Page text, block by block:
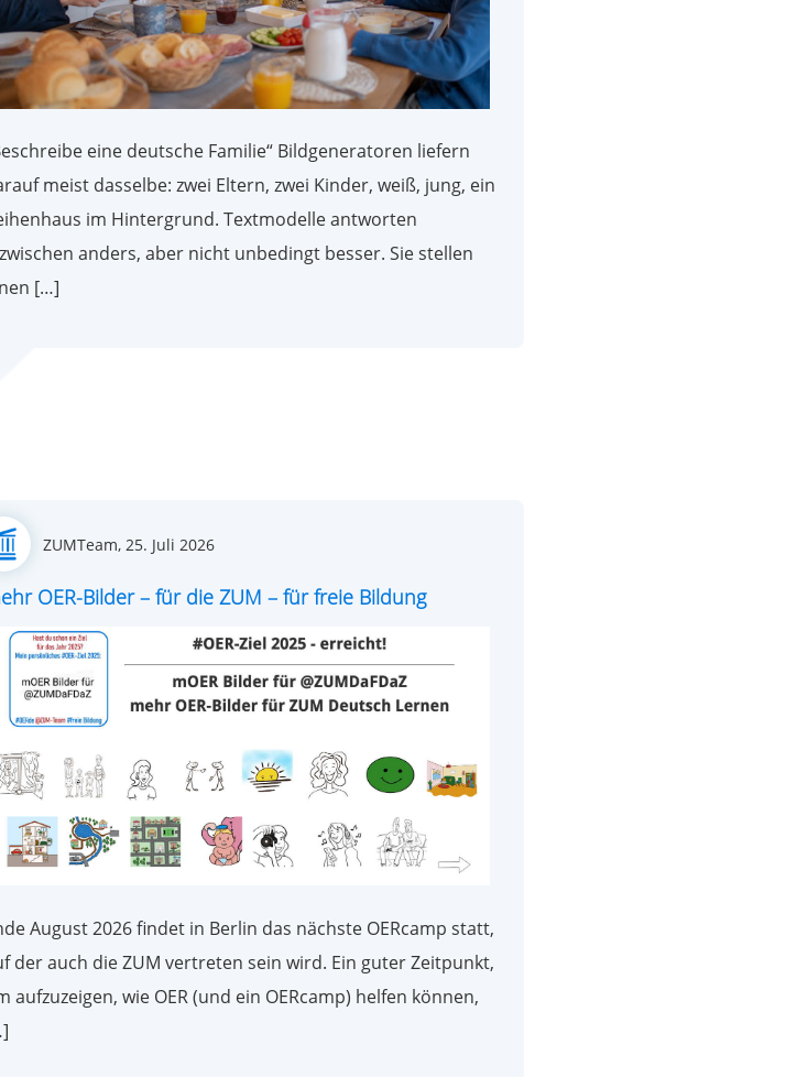
eine deutsche Familie“ Bildgeneratoren liefern
meist dasselbe: zwei Eltern, zwei Kinder, weiß, jung, ein
im Hintergrund. Textmodelle antworten
anders, aber nicht unbedingt besser. Sie stellen
[…]
ZUMTeam, Posted
25. Juli 2026
OER-Bilder – für die ZUM – für freie Bildung
August 2026 findet in Berlin das nächste OERcamp statt,
der auch die ZUM vertreten sein wird. Ein guter Zeitpunkt,
aufzuzeigen, wie OER (und ein OERcamp) helfen können,